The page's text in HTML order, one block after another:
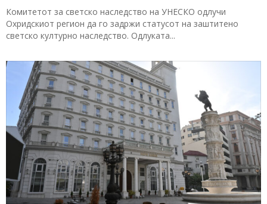
Комитетот за светско наследство на УНЕСКО одлучи
Охридскиот регион да го задржи статусот на заштитено
светско културно наследство. Одлуката...